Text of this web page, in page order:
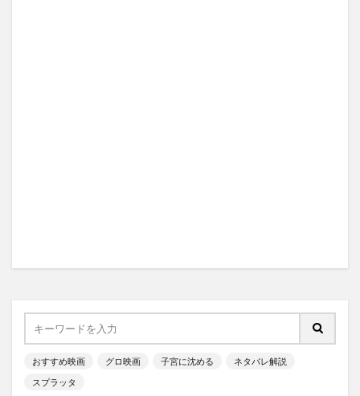
おすすめ映画 グロ映画 子宮に沈める
ネタバレ解説
スプラッタ